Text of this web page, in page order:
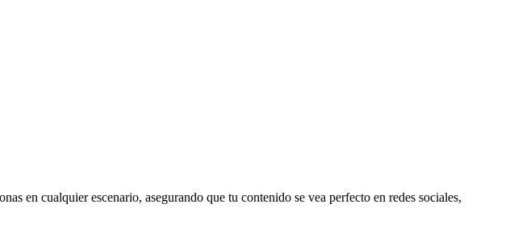
en cualquier escenario, asegurando que tu contenido se vea perfecto en redes sociales,